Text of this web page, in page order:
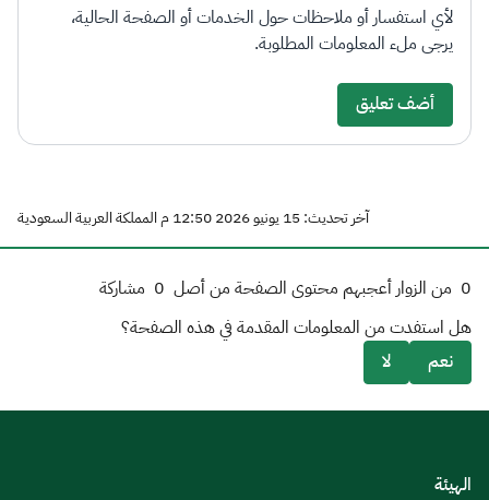
لأي استفسار أو ملاحظات حول الخدمات أو الصفحة الحالية،
يرجى ملء المعلومات المطلوبة.
أضف تعليق
آخر تحديث: 15 يونيو 2026 12:50 م المملكة العربية السعودية
0 من الزوار أعجبهم محتوى الصفحة من أصل 0 مشاركة
هل استفدت من المعلومات المقدمة في هذه الصفحة؟
نعم
لا
الهيئة